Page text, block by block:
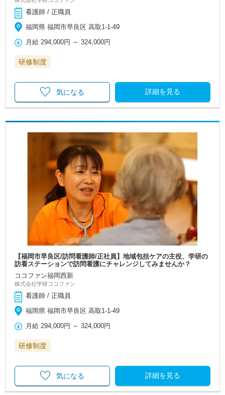
看護師 / 正職員
福岡県 福岡市早良区 高取1-1-49
月給 294,000円 ～324,000円
研修制度
詳細を見る
気になる
【福岡市早良区/訪問看護師/正社員】地域包括ケアの主役、学研の
訪看ステーションで訪問看護にチャレンジしてみませんか？
ココファン福岡西新
株式会社学研ココファン
看護師 / 正職員
福岡県 福岡市早良区 高取1-1-49
月給 294,000円 ～324,000円
研修制度
詳細を見る
気になる